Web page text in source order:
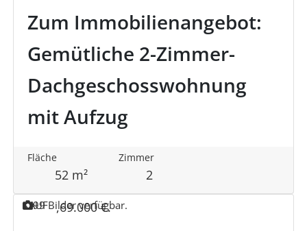
Zum Immobilienangebot:
Gemütliche 2-Zimmer-
Dachgeschosswohnung
mit Aufzug
Fläche
52 m²
Zimmer
2
KAUF ,69.000 €.
99 Bilder verfügbar.